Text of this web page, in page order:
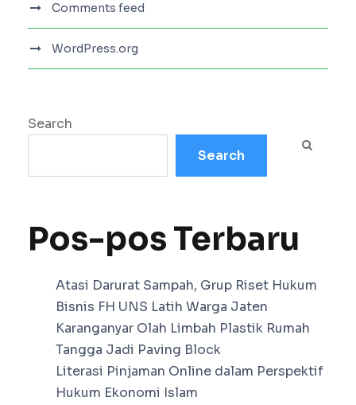
Comments feed
WordPress.org
Search
Search
Pos-pos Terbaru
Atasi Darurat Sampah, Grup Riset Hukum
Bisnis FH UNS Latih Warga Jaten
Karanganyar Olah Limbah Plastik Rumah
Tangga Jadi Paving Block
Literasi Pinjaman Online dalam Perspektif
Hukum Ekonomi Islam